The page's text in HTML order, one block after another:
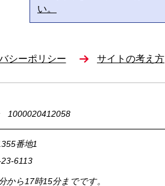
い。
シーポリシー サイトの考え方
1000020412058
番地1
6113
から17時15分までです。